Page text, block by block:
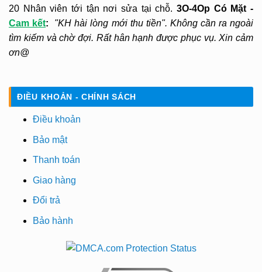
20 Nhân viên tới tận nơi sửa tại chỗ. 3O-4Op Có Mặt -
Cam kết:
"KH hài lòng mới thu tiền". Không cần ra ngoài
tìm kiếm và chờ đợi. Rất hân hạnh được phục vụ. Xin cảm
ơn@
ĐIỀU KHOẢN - CHÍNH SÁCH
Điều khoản
Bảo mật
Thanh toán
Giao hàng
Đổi trả
Bảo hành